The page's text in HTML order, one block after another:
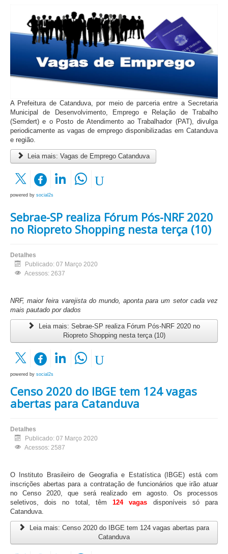
A Prefeitura de Catanduva, por meio de parceria entre a Secretaria
Municipal de Desenvolvimento, Emprego e Relação de Trabalho
(Semdert) e o Posto de Atendimento ao Trabalhador (PAT), divulga
periodicamente as vagas de emprego disponibilizadas em Catanduva
e região.
Leia mais: Vagas de Emprego Catanduva
powered by social2s
Sebrae-SP realiza Fórum Pós-NRF 2020
no Riopreto Shopping nesta terça (10)
Detalhes
Publicado: 07 Março 2020
Acessos: 2637
NRF, maior feira varejista do mundo, aponta para um setor cada vez
mais pautado por dados
Leia mais: Sebrae-SP realiza Fórum Pós-NRF 2020 no
Riopreto Shopping nesta terça (10)
powered by social2s
Censo 2020 do IBGE tem 124 vagas
abertas para Catanduva
Detalhes
Publicado: 07 Março 2020
Acessos: 2587
O Instituto Brasileiro de Geografia e Estatística (IBGE) está com
inscrições abertas para a contratação de funcionários que irão atuar
no Censo 2020, que será realizado em agosto. Os processos
seletivos, dois no total, têm124 vagas disponíveis só para
Catanduva.
Leia mais: Censo 2020 do IBGE tem 124 vagas abertas para
Catanduva